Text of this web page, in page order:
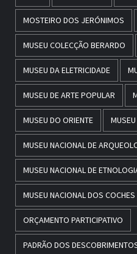
MOSTEIRO DOS JERÓNIMOS
MUSEU COLECÇÃO BERARDO
MUSEU DA ELETRICIDADE
MUSEU DE ARTE POPULAR
MUSEU DO ORIENTE
MUSEU NACIONAL DE
MUSEU NACIONAL DE
MUSEU NACIONAL DOS COCHES
ORÇAMENTO PARTICIPATIVO
PADRÃO DOS